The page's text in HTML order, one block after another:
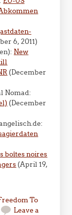
6, 2011)
New
(December
Nomad:
(December
boîtes noires
(April 19,
To
Leave a